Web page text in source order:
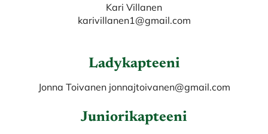
Kari Villanen
​​​​​​​karivillanen1@gmail.com
Ladykapteeni
Jonna Toivanen jonnajtoivanen@gmail.com​​​​​​​
Juniorikapteeni